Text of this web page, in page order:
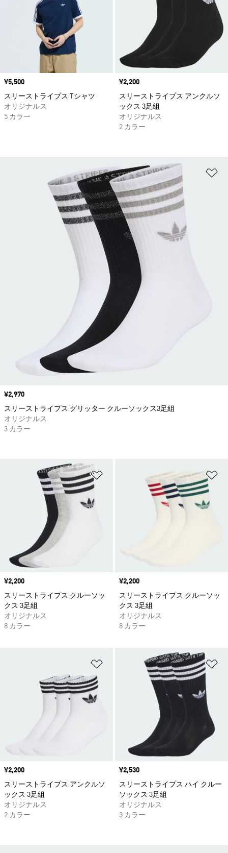
価格
¥5,500
スリーストライプス Tシャツ
オリジナルス
5 カラー
価格
¥2,200
スリーストライプス アンクルソ
ックス 3足組
オリジナルス
2 カラー
ほしいものリストに追加
価格
¥2,200
スリーストライプス クルーソッ
クス 3足組
オリジナルス
8 カラー
価格
¥2,200
スリーストライプス クルーソッ
クス 3足組
オリジナルス
8 カラー
ほしいものリストに追加
価格
¥2,200
スリーストライプス アンクルソ
ックス 3足組
オリジナルス
2 カラー
価格
¥2,530
スリーストライプス ハイ クルー
ソックス 3足組
オリジナルス
3 カラー
価格
¥2,970
スリーストライプス グリッター クルーソックス3足組
オリジナルス
3 カラー